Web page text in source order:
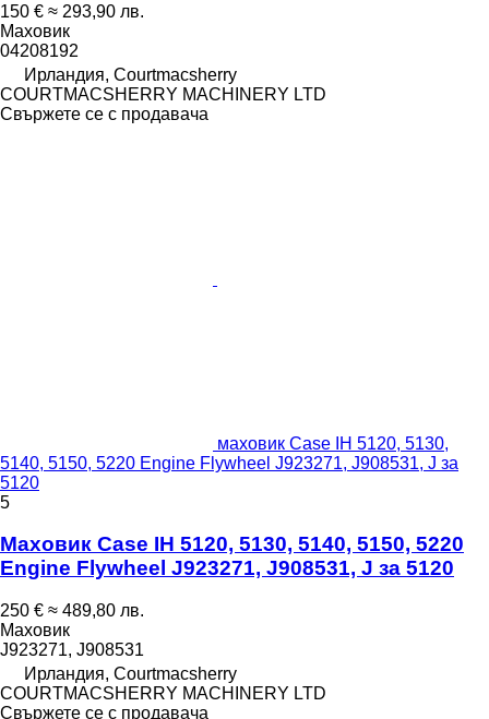
150 € ≈ 293,90 лв.
Маховик
04208192
Ирландия, Courtmacsherry
COURTMACSHERRY MACHINERY LTD
Свържете се с продавача
маховик Case IH 5120, 5130,
5140, 5150, 5220 Engine Flywheel J923271, J908531, J за
5120
5
Маховик Case IH 5120, 5130, 5140, 5150, 5220
Engine Flywheel J923271, J908531, J за 5120
250 € ≈ 489,80 лв.
Маховик
J923271, J908531
Ирландия, Courtmacsherry
COURTMACSHERRY MACHINERY LTD
Свържете се с продавача